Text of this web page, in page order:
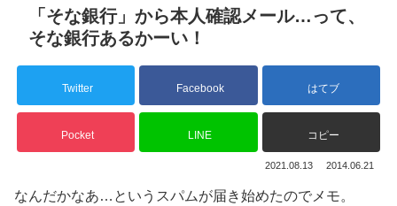
「そな銀行」から本人確認メール…って、
そな銀行あるかーい！
Twitter Facebook はてブ
Pocket LINE コピー
2021.08.13 2014.06.21
なんだかなあ…というスパムが届き始めたのでメモ。